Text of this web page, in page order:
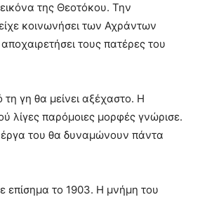
της Θεοτόκου. Την
κοινωνήσει των Αχράντων
τους πατέρες του
γη θα μείνει αξέχαστο. Η
λίγες παρόμοιες μορφές γνώρισε.
έργα του θα δυναμώνουν πάντα
επίσημα το 1903. Η μνήμη του